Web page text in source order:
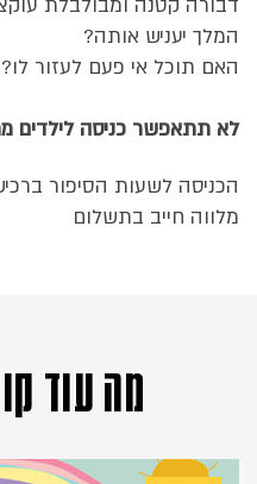
המלך יעניש אותה?
האם תוכל אי פעם לעזור לו?
לא תתאפשר כניסה לילדים מתחת
הכניסה לשעות הסיפור
מלווה חייב בתשלום
מה עוד